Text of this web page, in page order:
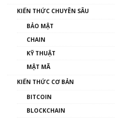
00:43:47
như thể nào?
KIẾN THỨC CHUYÊN SÂU
BẢO MẬT
CHAIN
KỸ THUẬT
MẬT MÃ
KIẾN THỨC CƠ BẢN
BITCOIN
BLOCKCHAIN